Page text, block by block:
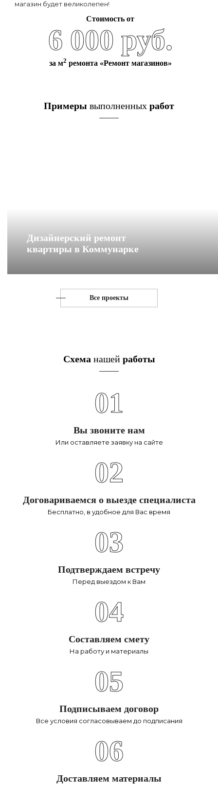
магазин будет великолепен!
Стоимость от
6 000 руб.
за м2 ремонта «Ремонт магазинов»
Примеры выполненных работ
Дизайнерский ремонт
квартиры в Коммунарке
Все проекты
Схема нашейработы
01
Вы звоните нам
Или оставляете заявку на сайте
02
Договариваемся о выезде специалиста
Бесплатно, в удобное для Вас время
03
Подтверждаем встречу
Перед выездом к Вам
04
Составляем смету
На работу и материалы
05
Подписываем договор
Все условия согласовываем до подписания
06
Доставляем материалы